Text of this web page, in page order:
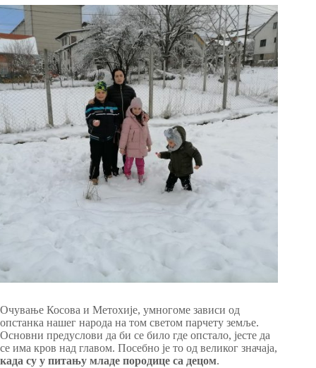
Очување Косова и Метохије, умногоме зависи од
опстанка нашег народа на том светом парчету земље.
Основни предуслови да би се било где опстало, јесте да
се има кров над главом. Посебно је то од великог значаја,
када су у питању младе породице са децом.